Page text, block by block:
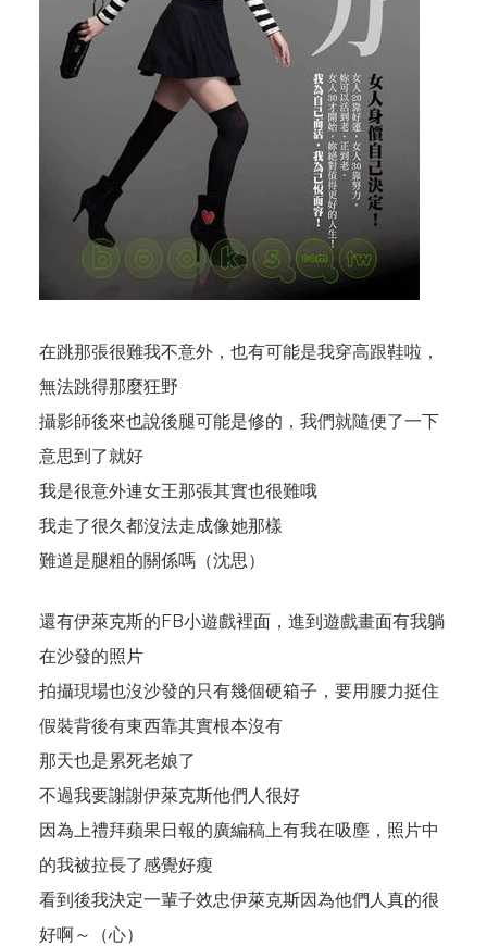
在跳那張很難我不意外，也有可能是我穿高跟鞋啦，
無法跳得那麼狂野
攝影師後來也說後腿可能是修的，我們就隨便了一下
意思到了就好
我是很意外連女王那張其實也很難哦
我走了很久都沒法走成像她那樣
難道是腿粗的關係嗎（沈思）
還有伊萊克斯的FB小遊戲裡面，進到遊戲畫面有我躺
在沙發的照片
拍攝現場也沒沙發的只有幾個硬箱子，要用腰力挺住
假裝背後有東西靠其實根本沒有
那天也是累死老娘了
不過我要謝謝伊萊克斯他們人很好
因為上禮拜蘋果日報的廣編稿上有我在吸塵，照片中
的我被拉長了感覺好瘦
看到後我決定一輩子效忠伊萊克斯因為他們人真的很
好啊～（心）